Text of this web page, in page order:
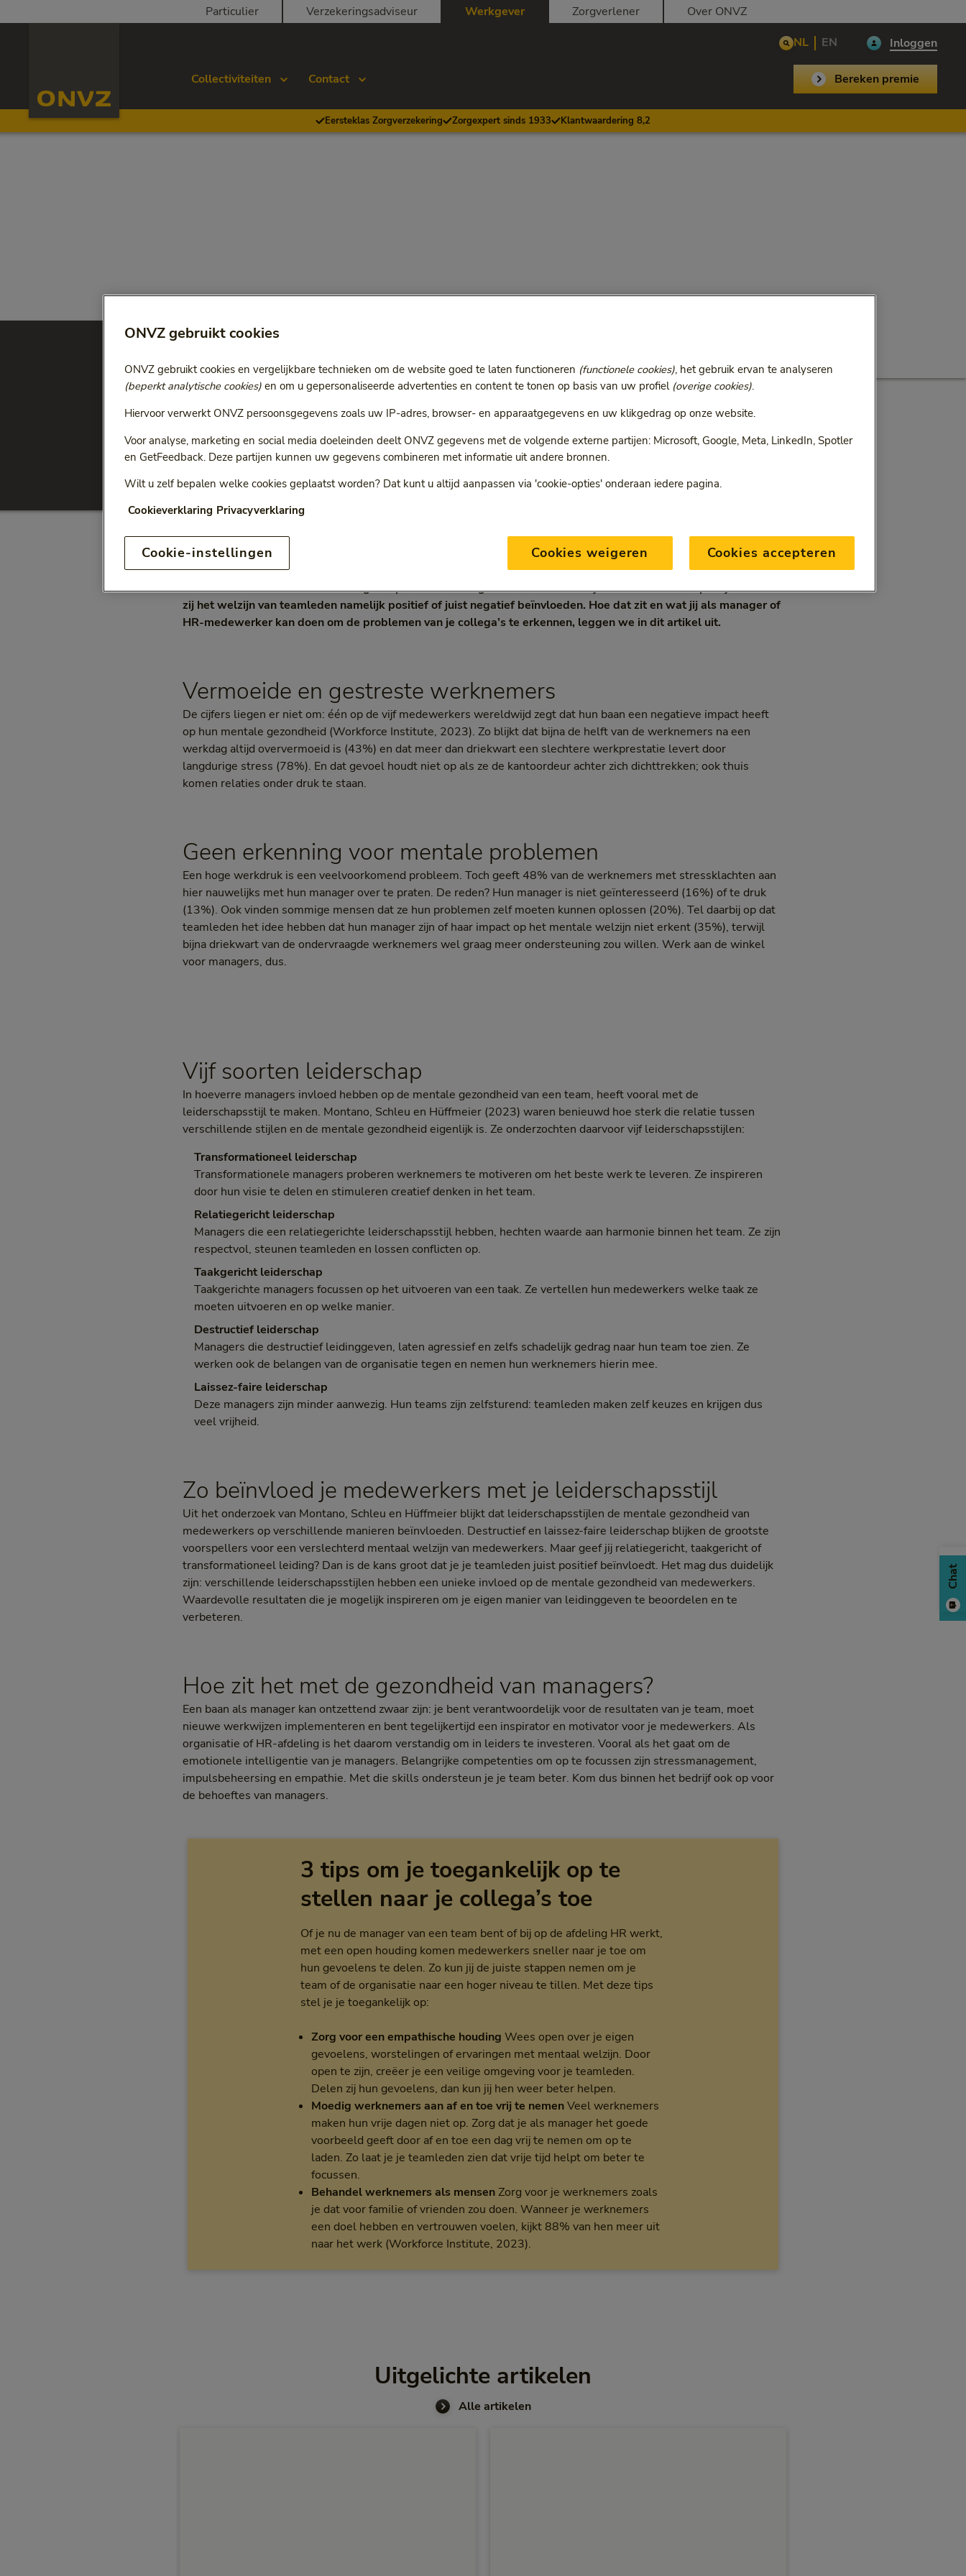
Particulier Verzekeringsadviseur Werkgever Zorgverlener
Over ONVZ
NL EN Inloggen
Collectiviteiten Contact Bereken premie
Eersteklas Zorgverzekering Zorgexpert sinds 1933 Klantwaardering 8,2
Dit is de invloed van je
leiderschapsstijl op teamleden
Categorie:
Vitaliteit Categorie:
Achtergrond Leestijd:
4 min
4 minuten15 mei 2024
60% van de medewerkers wereldwijd geeft aan dat hun baan hun mentale gezondheid sterk beïnvloedt. Dat
blijkt uit onderzoek van The Workforce Institute (2023). De werkomgeving heeft dus een enorme impact op hoe
werknemers zich voelen. En managers spelen daar een grote rol in. Afhankelijk van de leiderschapsstijl kunnen
zij het welzijn van teamleden namelijk positief of juist negatief beïnvloeden. Hoe dat zit en wat jij als manager of
HR-medewerker kan doen om de problemen van je collega’s te erkennen, leggen we in dit artikel uit.
Vermoeide en gestreste werknemers
De cijfers liegen er niet om: één op de vijf medewerkers wereldwijd zegt dat hun baan een negatieve impact heeft
op hun mentale gezondheid (Workforce Institute, 2023). Zo blijkt dat bijna de helft van de werknemers na een
werkdag altijd oververmoeid is (43%) en dat meer dan driekwart een slechtere werkprestatie levert door
langdurige stress (78%). En dat gevoel houdt niet op als ze de kantoordeur achter zich dichttrekken; ook thuis
komen relaties onder druk te staan.
Geen erkenning voor mentale problemen
Een hoge werkdruk is een veelvoorkomend probleem. Toch geeft 48% van de werknemers met stressklachten aan
hier nauwelijks met hun manager over te praten. De reden? Hun manager is niet geïnteresseerd (16%) of te druk
(13%). Ook vinden sommige mensen dat ze hun problemen zelf moeten kunnen oplossen (20%). Tel daarbij op dat
teamleden het idee hebben dat hun manager zijn of haar impact op het mentale welzijn niet erkent (35%), terwijl
bijna driekwart van de ondervraagde werknemers wel graag meer ondersteuning zou willen. Werk aan de winkel
voor managers, dus.
Vijf soorten leiderschap
In hoeverre managers invloed hebben op de mentale gezondheid van een team, heeft vooral met de
leiderschapsstijl te maken. Montano, Schleu en Hüffmeier (2023) waren benieuwd hoe sterk die relatie tussen
verschillende stijlen en de mentale gezondheid eigenlijk is. Ze onderzochten daarvoor vijf leiderschapsstijlen:
Transformationeel leiderschap
Transformationele managers proberen werknemers te motiveren om het beste werk te leveren. Ze inspireren
door hun visie te delen en stimuleren creatief denken in het team.
Relatiegericht leiderschap
Managers die een relatiegerichte leiderschapsstijl hebben, hechten waarde aan harmonie binnen het team. Ze zijn
respectvol, steunen teamleden en lossen conflicten op.
Taakgericht leiderschap
Taakgerichte managers focussen op het uitvoeren van een taak. Ze vertellen hun medewerkers welke taak ze
moeten uitvoeren en op welke manier.
Destructief leiderschap
Managers die destructief leidinggeven, laten agressief en zelfs schadelijk gedrag naar hun team toe zien. Ze
werken ook de belangen van de organisatie tegen en nemen hun werknemers hierin mee.
Laissez-faire leiderschap
Deze managers zijn minder aanwezig. Hun teams zijn zelfsturend: teamleden maken zelf keuzes en krijgen dus
veel vrijheid.
Zo beïnvloed je medewerkers met je leiderschapsstijl
Uit het onderzoek van Montano, Schleu en Hüffmeier blijkt dat leiderschapsstijlen de mentale gezondheid van
medewerkers op verschillende manieren beïnvloeden. Destructief en laissez-faire leiderschap blijken de grootste
voorspellers voor een verslechterd mentaal welzijn van medewerkers. Maar geef jij relatiegericht, taakgericht of
transformationeel leiding? Dan is de kans groot dat je je teamleden juist positief beïnvloedt. Het mag dus duidelijk
zijn: verschillende leiderschapsstijlen hebben een unieke invloed op de mentale gezondheid van medewerkers.
Waardevolle resultaten die je mogelijk inspireren om je eigen manier van leidinggeven te beoordelen en te
verbeteren.
Hoe zit het met de gezondheid van managers?
Een baan als manager kan ontzettend zwaar zijn: je bent verantwoordelijk voor de resultaten van je team, moet
nieuwe werkwijzen implementeren en bent tegelijkertijd een inspirator en motivator voor je medewerkers. Als
organisatie of HR-afdeling is het daarom verstandig om in leiders te investeren. Vooral als het gaat om de
emotionele intelligentie van je managers. Belangrijke competenties om op te focussen zijn stressmanagement,
impulsbeheersing en empathie. Met die skills ondersteun je je team beter. Kom dus binnen het bedrijf ook op voor
de behoeftes van managers.
3 tips om je toegankelijk op te
stellen naar je collega’s toe
Of je nu de manager van een team bent of bij op de afdeling HR werkt,
met een open houding komen medewerkers sneller naar je toe om
hun gevoelens te delen. Zo kun jij de juiste stappen nemen om je
team of de organisatie naar een hoger niveau te tillen. Met deze tips
stel je je toegankelijk op:
Zorg voor een empathische houding Wees open over je eigen
gevoelens, worstelingen of ervaringen met mentaal welzijn. Door
open te zijn, creëer je een veilige omgeving voor je teamleden.
Delen zij hun gevoelens, dan kun jij hen weer beter helpen.
Moedig werknemers aan af en toe vrij te nemenVeel werknemers
maken hun vrije dagen niet op. Zorg dat je als manager het goede
voorbeeld geeft door af en toe een dag vrij te nemen om op te
laden. Zo laat je je teamleden zien dat vrije tijd helpt om beter te
focussen.
Behandel werknemers als mensenZorg voor je werknemers zoals
je dat voor familie of vrienden zou doen. Wanneer je werknemers
een doel hebben en vertrouwen voelen, kijkt 88% van hen meer uit
naar het werk (Workforce Institute, 2023).
Uitgelichte artikelen
Alle artikelen
Chat
ONVZ gebruikt cookies
ONVZ gebruikt cookies en vergelijkbare technieken om de website goed te laten functioneren (functionele cookies), het gebruik ervan te analyseren
(beperkt analytische cookies) en om u gepersonaliseerde advertenties en content te tonen op basis van uw profiel (overige cookies).
Hiervoor verwerkt ONVZ persoonsgegevens zoals uw IP-adres, browser- en apparaatgegevens en uw klikgedrag op onze website.
Voor analyse, marketing en social media doeleinden deelt ONVZ gegevens met de volgende externe partijen: Microsoft, Google, Meta, LinkedIn, Spotler
en GetFeedback. Deze partijen kunnen uw gegevens combineren met informatie uit andere bronnen.
Wilt u zelf bepalen welke cookies geplaatst worden? Dat kunt u altijd aanpassen via 'cookie-opties' onderaan iedere pagina.
Cookieverklaring Privacyverklaring
Cookie-instellingen Cookies weigeren Cookies accepteren